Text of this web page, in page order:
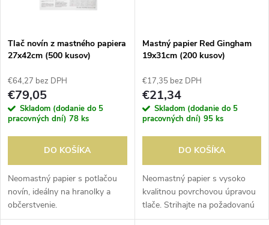
Tlač novín z mastného papiera
27x42cm (500 kusov)
€64,27 bez DPH
€79,05
Skladom (dodanie do 5
pracovných dní) 78 ks
DO KOŠÍKA
Neomastný papier s potlačou
novín, ideálny na hranolky a
občerstvenie.
Mastný papier Red Gingham
19x31cm (200 kusov)
€17,35 bez DPH
€21,34
Skladom (dodanie do 5
pracovných dní) 95 ks
DO KOŠÍKA
Neomastný papier s vysoko
kvalitnou povrchovou úpravou
tlače. Strihajte na požadovanú
veľkosť pre vaše pohodlie.